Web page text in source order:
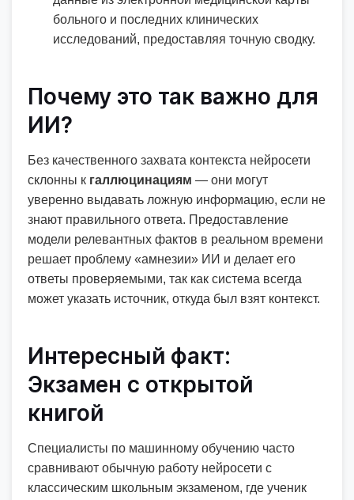
больного и последних клинических
исследований, предоставляя точную сводку.
Почему это так важно для
ИИ?
Без качественного захвата контекста нейросети
склонны к галлюцинациям — они могут
уверенно выдавать ложную информацию, если не
знают правильного ответа. Предоставление
модели релевантных фактов в реальном времени
решает проблему «амнезии» ИИ и делает его
ответы проверяемыми, так как система всегда
может указать источник, откуда был взят контекст.
Интересный факт:
Экзамен с открытой
книгой
Специалисты по машинному обучению часто
сравнивают обычную работу нейросети с
классическим школьным экзаменом, где ученик